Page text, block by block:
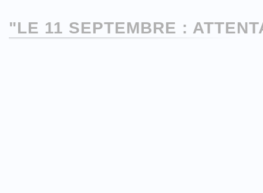
"LE 11 SEPTEMBRE :